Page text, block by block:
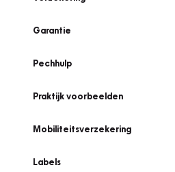
Garantie
Pechhulp
Praktijk voorbeelden
Mobiliteitsverzekering
Labels